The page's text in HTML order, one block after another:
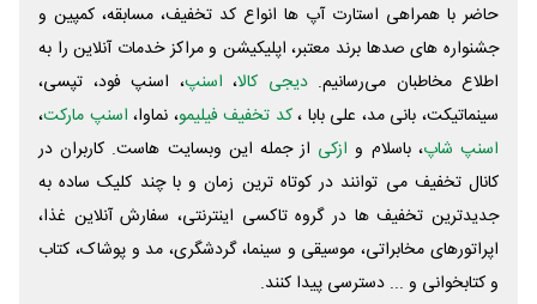
حاضر با همراهی استارت آپ ها انواع کد تخفیف، مسابقه، کمپین و
جشنواره های صدها برند معتبر، اپلیکیشن و مراکز خدمات آنلاین را به
اطلاع مخاطبان می‌رسانیم. دیجی کالا، اسنپ، اسنپ فود، تپسی،
سینماتیکت، بانی مد، علی‌ بابا ،کد تخفیف فیلیمو، نماوا، اسنپ مارکت،
اسنپ شاپ، باسلام و ازکی از جمله این وبسایت ‌هاست. کاربران در
کانال تخفیف می توانند در کوتاه ترین زمان و با چند کلیک ساده به
جدیدترین تخفیف ها در گروه تاکسی اینترنتی، سفارش آنلاین غذا،
اپراتورهای مخابراتی، موسیقی و سینما، گردشگری، مد و پوشاک، کتاب
و کتابخوانی و ... دسترسی پیدا کنند.